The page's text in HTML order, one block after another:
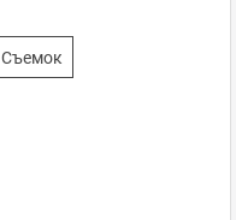
Съемок